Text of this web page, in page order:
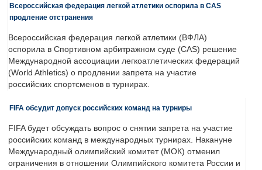
Всероссийская федерация легкой атлетики оспорила в CAS
продление отстранения
Всероссийская федерация легкой атлетики (ВФЛА)
оспорила в Спортивном арбитражном суде (CAS) решение
Международной ассоциации легкоатлетических федераций
(World Athletics) о продлении запрета на участие
российских спортсменов в турнирах.
FIFA обсудит допуск российских команд на турниры
FIFA будет обсуждать вопрос о снятии запрета на участие
российских команд в международных турнирах. Накануне
Международный олимпийский комитет (МОК) отменил
ограничения в отношении Олимпийского комитета России и